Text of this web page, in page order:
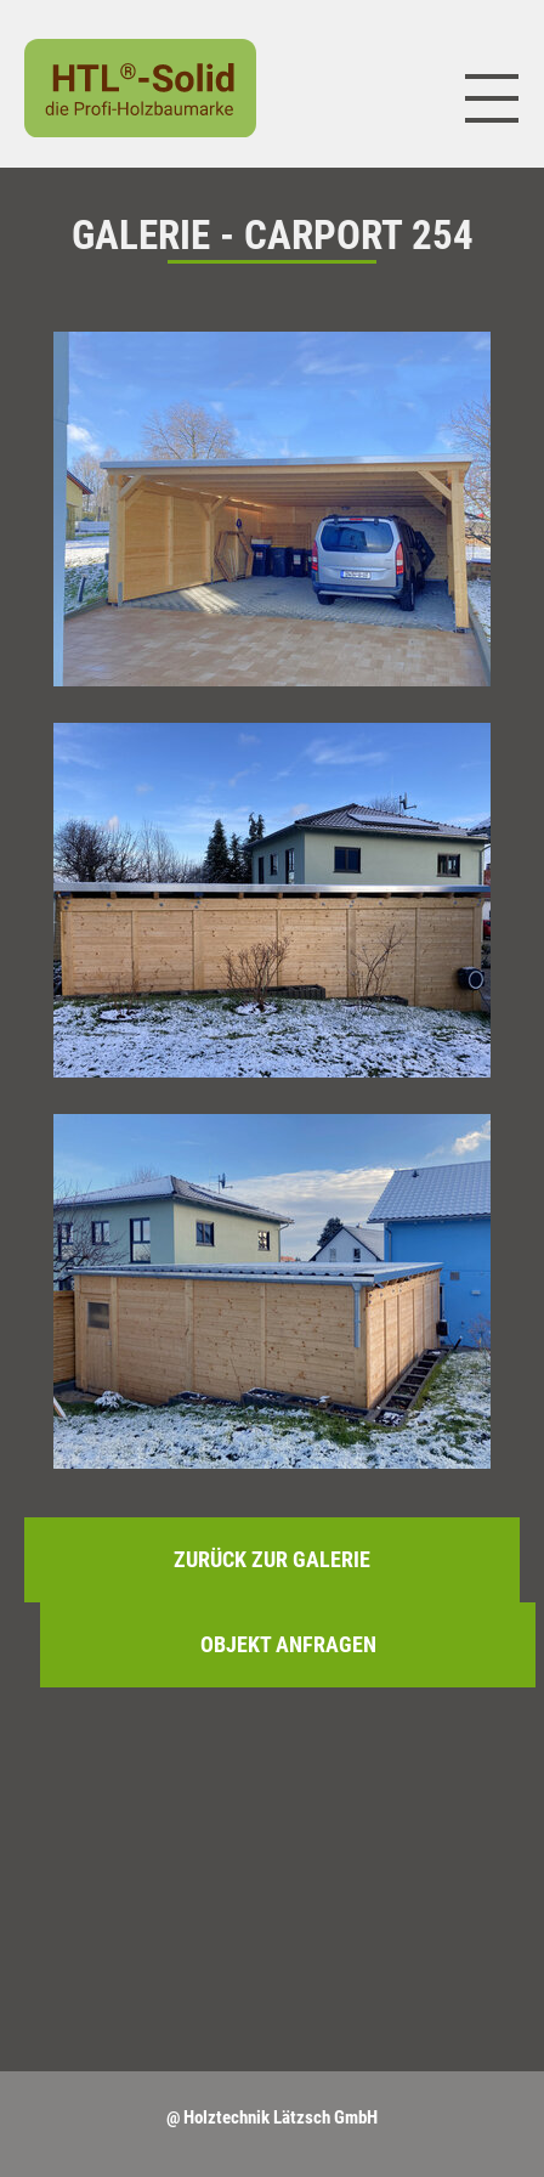
GALERIE - CARPORT 254
ZURÜCK ZUR GALERIE
OBJEKT ANFRAGEN
@ Holztechnik Lätzsch GmbH